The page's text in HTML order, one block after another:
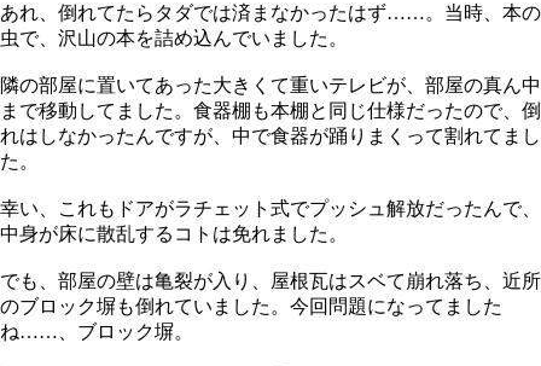
あれ、倒れてたらタダでは済まなかったはず……。当時、本の
虫で、沢山の本を詰め込んでいました。
隣の部屋に置いてあった大きくて重いテレビが、部屋の真ん中
まで移動してました。食器棚も本棚と同じ仕様だったので、倒
れはしなかったんですが、中で食器が踊りまくって割れてまし
た。
幸い、これもドアがラチェット式でプッシュ解放だったんで、
中身が床に散乱するコトは免れました。
でも、部屋の壁は亀裂が入り、屋根瓦はスベて崩れ落ち、近所
のブロック塀も倒れていました。今回問題になってました
ね……、ブロック塀。